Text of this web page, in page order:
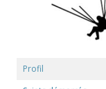
Profil